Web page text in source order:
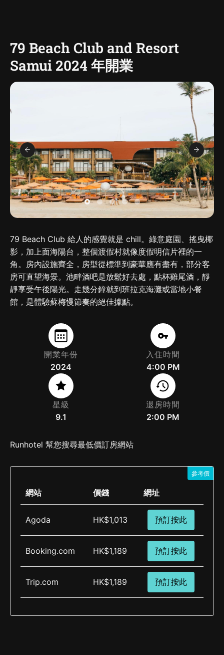
79 Beach Club and Resort
Samui 2024 年開業
79 Beach Club 給人的感覺就是 chill。綠意庭園、搖曳椰
影，加上面海陽台，整個渡假村就像度假明信片裡的一
角。房內設施齊全，房型從標準到豪華應有盡有，部分客
房可直望海景。池畔酒吧是放鬆好去處，點杯雞尾酒，靜
靜享受午後陽光。走幾分鐘就到班拉克海灘或當地小餐
館，是體驗蘇梅慢節奏的絕佳據點。
開業年份
2024
星級
9.1
入住時間
4:00 PM
退房時間
2:00 PM
Runhotel 幫您搜尋最低價訂房網站
參考價
網站 價錢 網址
Agoda HK$1,013 預訂按此
Booking.com HK$1,189 預訂按此
Trip.com HK$1,189 預訂按此